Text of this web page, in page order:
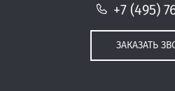
+7 (495)
ЗАКАЗАТЬ